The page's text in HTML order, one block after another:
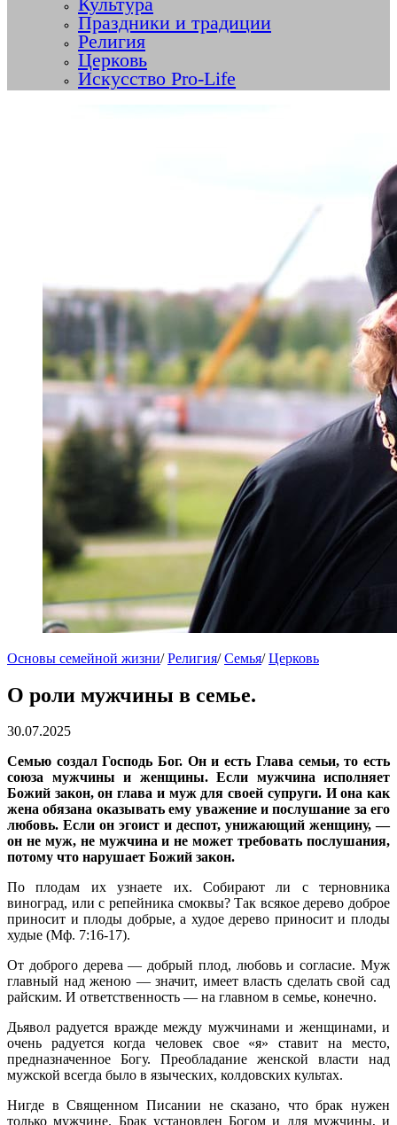
Культура
Праздники и традиции
Религия
Церковь
Искусство Pro-Life
Основы семейной жизни/Религия/Семья/Церковь
О роли мужчины в семье.
30.07.2025
Семью создал Господь Бог. Он и есть Глава семьи, то есть
союза мужчины и женщины. Если мужчина исполняет
Божий закон, он глава и муж для своей супруги. И она как
жена обязана оказывать ему уважение и послушание за его
любовь. Если он эгоист и деспот, унижающий женщину, —
он не муж, не мужчина и не может требовать послушания,
потому что нарушает Божий закон.
По плодам их узнаете их. Собирают ли с терновника
виноград, или с репейника смоквы? Так всякое дерево доброе
приносит и плоды добрые, а худое дерево приносит и плоды
худые (Мф. 7:16-17).
От доброго дерева — добрый плод, любовь и согласие. Муж
главный над женою — значит, имеет власть сделать свой сад
райским. И ответственность — на главном в семье, конечно.
Дьявол радуется вражде между мужчинами и женщинами, и
очень радуется когда человек свое «я» ставит на место,
предназначенное Богу. Преобладание женской власти над
мужской всегда было в языческих, колдовских культах.
Нигде в Священном Писании не сказано, что брак нужен
только мужчине. Брак установлен Богом и для мужчины, и